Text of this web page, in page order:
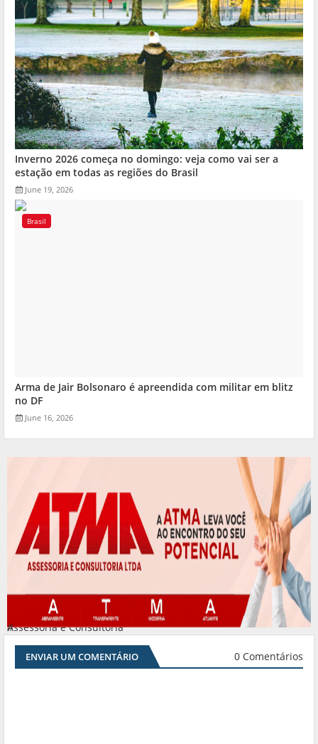
Inverno 2026 começa no domingo: veja como vai ser a
estação em todas as regiões do Brasil
June 19, 2026
Brasil
Arma de Jair Bolsonaro é apreendida com militar em blitz
no DF
June 16, 2026
Assessoria e Consultoria
#
ENVIAR UM COMENTÁRIO 0 Comentários